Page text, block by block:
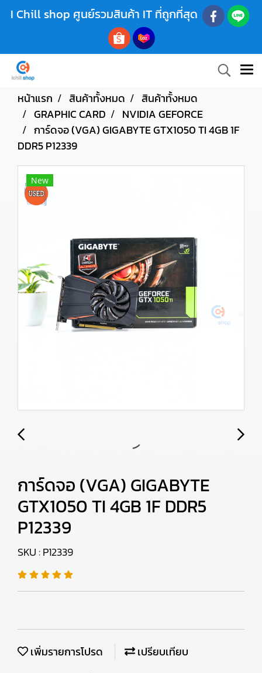
I Chill shop ศูนย์รวมสินค้า IT ที่ถูกที่สุด
หน้าแรก สินค้าทั้งหมด
สินค้าทั้งหมด
GRAPHIC CARD
NVIDIA GEFORCE
การ์ดจอ (VGA) GIGABYTE GTX1050 TI 4GB 1F
DDR5 P12339
New
การ์ดจอ (VGA) GIGABYTE
GTX1050 TI 4GB 1F DDR5
P12339
SKU : P12339
เพิ่มรายการโปรด
เปรียบเทียบ